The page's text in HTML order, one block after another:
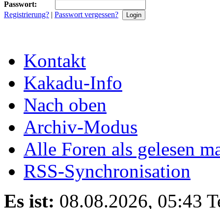
Passwort:
Registrierung? | Passwort vergessen?
Kontakt
Kakadu-Info
Nach oben
Archiv-Modus
Alle Foren als gelesen
RSS-Synchronisation
Es ist: 08.08.2026, 05:43